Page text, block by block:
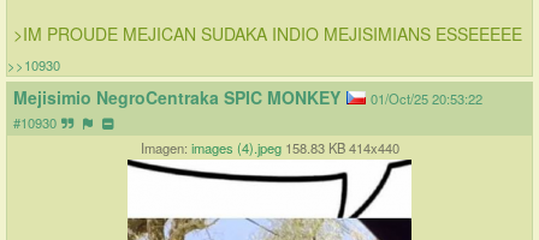
>IM PROUDE MEJICAN SUDAKA INDIO MEJISIMIANS ESSEEEEE
>>10930
Mejisimio NegroCentraka SPIC MONKEY
01/Oct/25 20:53:22
#10930
Imagen: images (4).jpeg 158.83 KB 414x440